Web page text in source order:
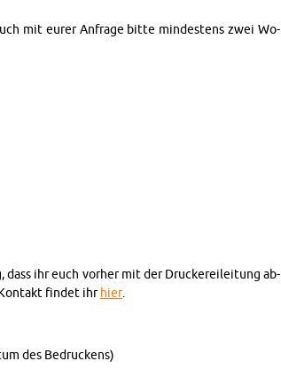
mit eurer An­fra­ge bitte min­des­tens zwei Wo­
dass ihr euch vor­her mit der Dru­cke­rei­lei­tung ab­
fin­det ihr hier.
des Be­dru­ckens)